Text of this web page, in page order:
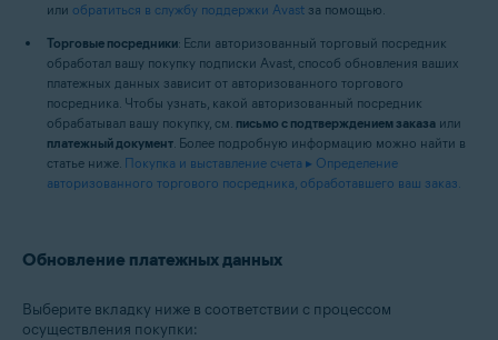
или обратиться в службу поддержки Avast за помощью.
Торговые посредники: Если авторизованный торговый посредник
обработал вашу покупку подписки Avast, способ обновления ваших
платежных данных зависит от авторизованного торгового
посредника. Чтобы узнать, какой авторизованный посредник
обрабатывал вашу покупку, см. письмо с подтверждением заказа или
платежный документ. Более подробную информацию можно найти в
статье ниже. Покупка и выставление счета ▸ Определение
авторизованного торгового посредника, обработавшего ваш заказ.
Обновление платежных данных
Выберите вкладку ниже в соответствии с процессом
осуществления покупки: